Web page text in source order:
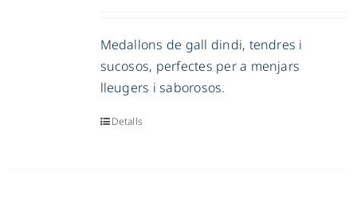
Medallons de gall dindi, tendres i
sucosos, perfectes per a menjars
lleugers i saborosos.
Detalls